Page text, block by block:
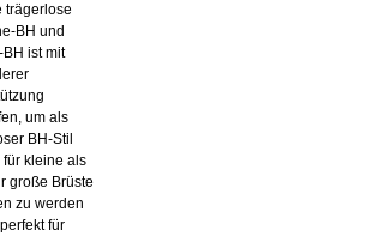
trägerlose
BH und
BH ist mit
um als
BH-Stil
kleine als
große Brüste
zu werden
für